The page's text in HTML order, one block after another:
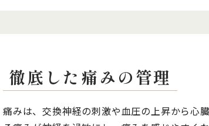
徹底した痛みの管理
痛みは、交換神経の刺激や血圧の上昇から心